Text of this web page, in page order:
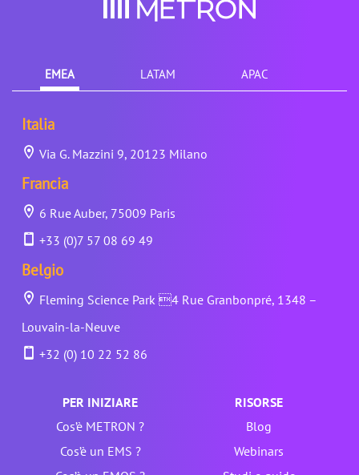
EMEA LATAM APAC
Italia
Via G. Mazzini 9, 20123 Milano
Francia
6 Rue Auber, 75009 Paris
+33 (0)7 57 08 69 49
Belgio
Fleming Science Park 4 Rue Granbonpré, 1348 –
Louvain-la-Neuve
+32 (0) 10 22 52 86
PER INIZIARE
Cos’è METRON ?
Cos’è un EMS ?
RISORSE
Blog
Webinars